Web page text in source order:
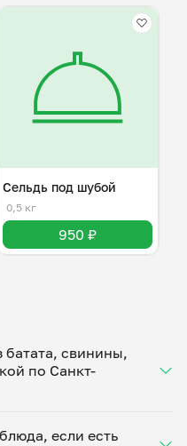
Сельдь под шубой
0,5 кг
950 ₽
батата, свинины,
по Санкт-
свежее
если есть